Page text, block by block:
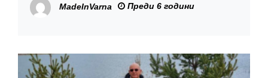
MadeInVarna Преди 6 години